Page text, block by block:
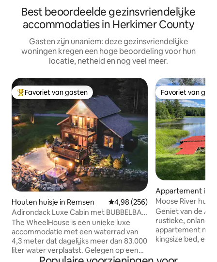
Best beoordeelde gezinsvriendelijke
accommodaties in Herkimer County
Gasten zijn unaniem: deze gezinsvriendelijke
woningen kregen een hoge beoordeling voor hun
locatie, netheid en nog veel meer.
Topfavoriet van gasten
Favoriet van gasten
Houten huisje in Remsen Gemiddelde beoordeling van
4,98 (256)
Adirondack Luxe Cabin met BUBBELBAD
& Lake Pond (NIEUW)
The WheelHouse is een unieke luxe
accommodatie met een waterrad van
4,3 meter dat dagelijks meer dan 83.000
liter water verplaatst. Gelegen op een
schilderachtige, privélocatie met een
Favoriet van
Favoriet van
Appartement in
Moose River
Forge
Geniet van de
rustieke, onlangs
appartement
kingsize bed,
prachtig uitzicht